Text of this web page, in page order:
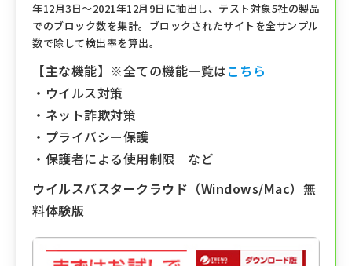
年12⽉3⽇〜2021年12⽉9⽇に抽出し、テスト対象5社の製品
でのブロック数を集計。ブロックされたサイトを全サンプル
数で除して検出率を算出。
【主な機能】※全ての機能一覧はこちら
・ウイルス対策
・ネット詐欺対策
・プライバシー保護
・保護者による使用制限 など
ウイルスバスタークラウド（Windows/Mac）無
料体験版